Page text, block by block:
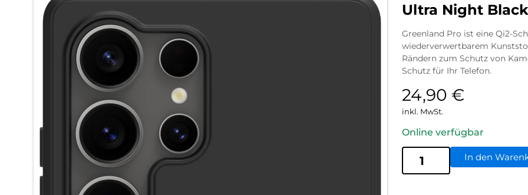
Ultra Night Black
Greenland Pro ist eine Qi2-
wiederverwertbarem
Rändern zum Schutz von
Schutz für Ihr Telefon.
24,90 €
inkl. MwSt.
Online verfügbar
In den